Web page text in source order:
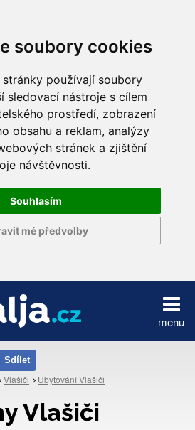
soubory cookies
používají soubory
sledovací nástroje s cílem
prostředí, zobrazení
obsahu a reklam, analýzy
stránek a zjištění
návštěvnosti.
Souhlasím
mé předvolby
menu
Sdílet
Vlašiči Ubytování Vlašiči
Vlašiči